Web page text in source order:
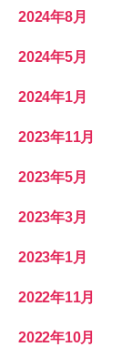
2024年8月
2024年5月
2024年1月
2023年11月
2023年5月
2023年3月
2023年1月
2022年11月
2022年10月